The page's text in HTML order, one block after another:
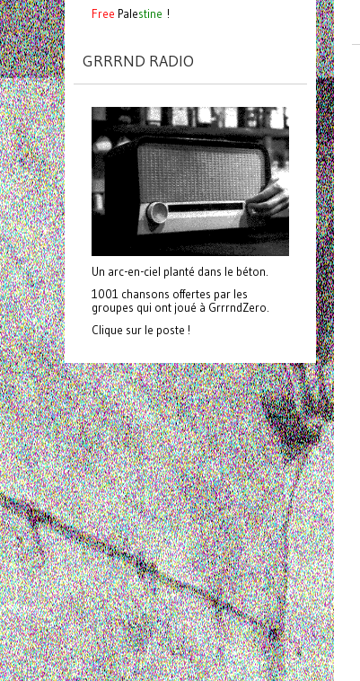
Free Palestine !
GRRRND RADIO
Un arc-en-ciel planté dans le béton.
1001 chansons offertes par les
groupes qui ont joué à GrrrndZero.
Clique sur le poste !